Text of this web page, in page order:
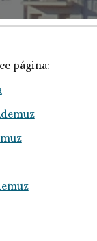
página: